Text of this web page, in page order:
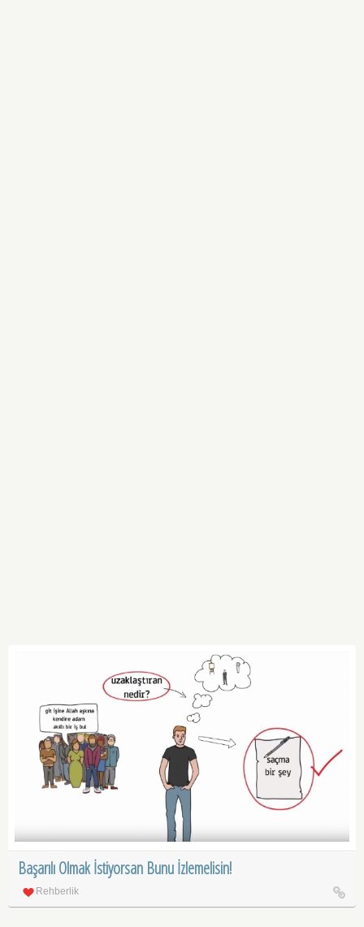
Başarılı Olmak İstiyorsan Bunu İzlemelisin!
Rehberlik